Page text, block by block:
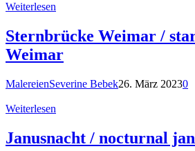
Weiterlesen
Sternbrücke Weimar /
Weimar
MalereienSeverine Bebek26. März 20230
Weiterlesen
Janusnacht / nocturnal